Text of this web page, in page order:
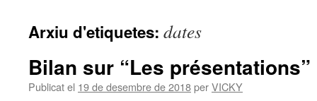
Arxiu d'etiquetes: dates
Bilan sur “Les présentations”
Publicat el 19 de desembre de 2018perVICKY